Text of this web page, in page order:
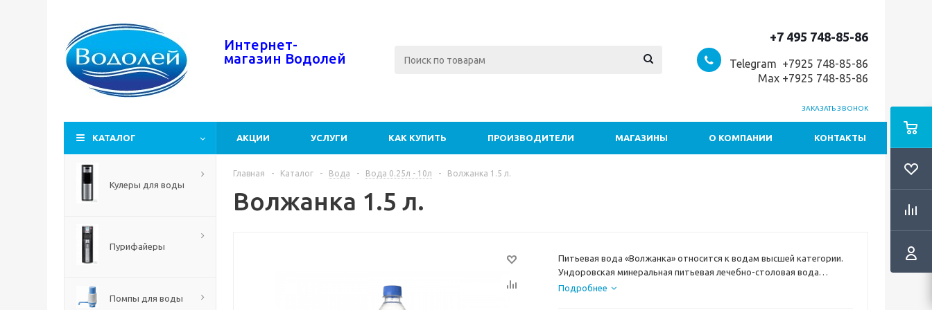
Интернет-
магазин Водолей
+7 495 748-85-86
Telegram +7925 748-85-86
Max +7925 748-85-86
ЗАКАЗАТЬ ЗВОНОК
КАТАЛОГ АКЦИИ УСЛУГИ КАК КУПИТЬ ПРОИЗВОДИТЕЛИ МАГАЗИНЫ О КОМПАНИИ КОНТАКТЫ
Кулеры для воды
Пурифайеры
Помпы для воды
Главная - Каталог - Вода - Вода 0.25л - 10л - Волжанка 1.5 л.
Волжанка 1.5 л.
Питьевая вода «Волжанка» относится к водам высшей категории.
Ундоровская минеральная питьевая лечебно-столовая вода
«Волжанка» выходит на поверхность земли в экологически чистой
Подробнее